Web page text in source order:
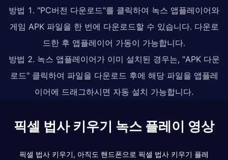
방법 1. "PC버전 다운로드"를 클릭하여 녹스 앱플레이어와
게임 APK 파일을 한 번에 다운로드할 수 있습니다. 다운로
드한 후 앱플레이어 가동이 가능합니다.
방법 2. 녹스 앱플레이어가 이미 설치된 경우는, "APK 다운
로드" 클릭하여 파일을 다운로드 후에 해당 파일을 앱플레
이어에 드래그하시면 자동 설치 가능합니다.
픽셀 법사 키우기 녹스 플레이 영상
픽셀 법사 키우기, 아직도 핸드폰으로 픽셀 법사 키우기 플레